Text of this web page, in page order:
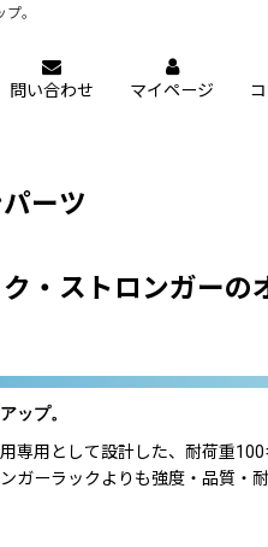
。
問い合わせ マイページ
ーツ
・ストロンガーの
ップ。
用として設計した、耐荷重100
ーラックよりも強度・品質・